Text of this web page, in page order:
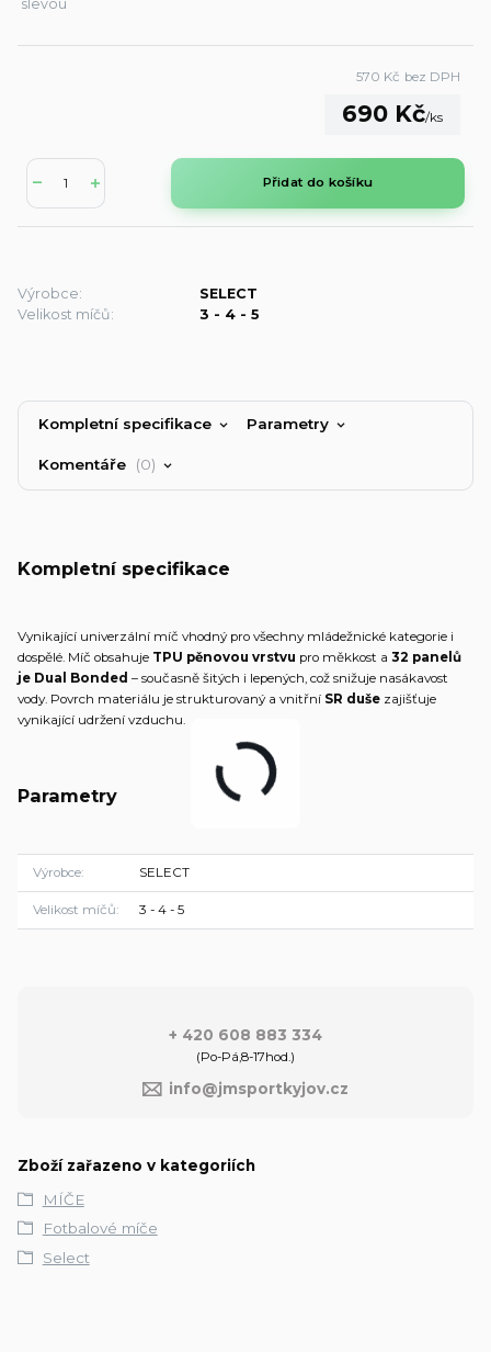
slevou
690 Kč/ks
570 Kč bez DPH
Přidat do košíku
Výrobce:
SELECT
Velikost míčů:
3 - 4 - 5
Kompletní specifikace Parametry
Komentáře 0
Kompletní specifikace
Vynikající univerzální míč vhodný pro všechny mládežnické kategorie i
dospělé. Míč obsahuje TPU pěnovou vrstvu pro měkkost a 32 panelů
je Dual Bonded – současně šitých i lepených, což snižuje nasákavost
vody. Povrch materiálu je strukturovaný a vnitřní SR duše zajišťuje
vynikající udržení vzduchu.
Parametry
Výrobce SELECT
Velikost míčů 3 - 4 - 5
+ 420 608 883 334
(Po-Pá,8-17hod.)
info@jmsportkyjov.cz
Zboží zařazeno v kategoriích
MÍČE
Fotbalové míče
Select